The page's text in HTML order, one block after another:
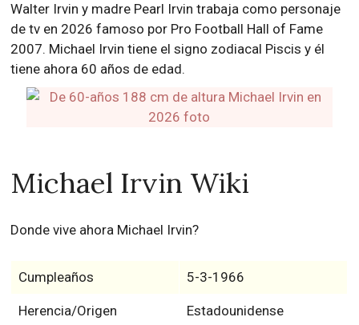
Walter Irvin y madre Pearl Irvin trabaja como personaje
de tv en 2026 famoso por Pro Football Hall of Fame
2007. Michael Irvin tiene el signo zodiacal Piscis y él
tiene ahora 60 años de edad.
Michael Irvin Wiki
Donde vive ahora Michael Irvin?
Cumpleaños 5-3-1966
Herencia/Origen Estadounidense